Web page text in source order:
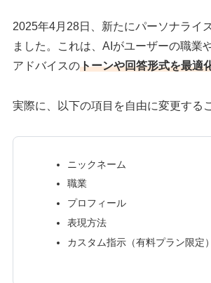
2025年4月28日、新たにパーソナライ
ました。これは、AIがユーザーの職業
アドバイスのトーンや回答形式を最適
実際に、以下の項目を自由に変更する
ニックネーム
職業
プロフィール
表現方法
カスタム指示（有料プラン限定）